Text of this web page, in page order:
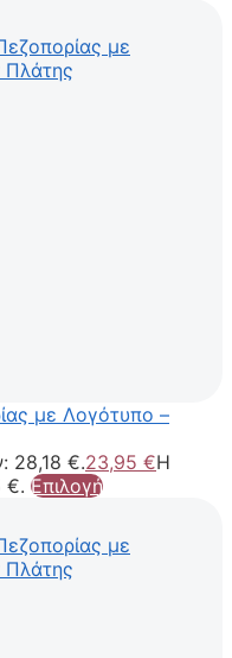
με Λογότυπο –
28,18 €.23,95 €Η
€. Επιλογή